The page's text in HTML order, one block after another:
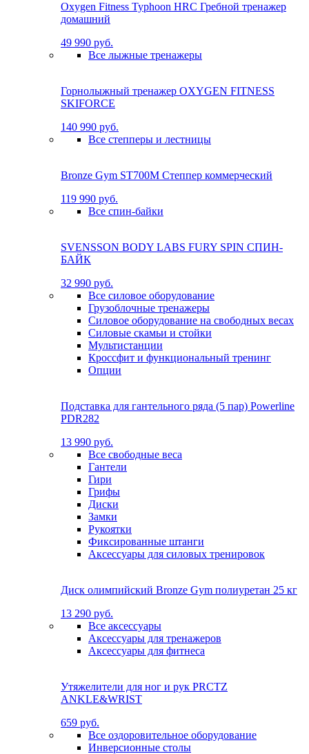
Oxygen Fitness Typhoon HRC Гребной тренажер
домашний
49 990 руб.
Все лыжные тренажеры
Горнолыжный тренажер OXYGEN FITNESS
SKIFORCE
140 990 руб.
Все степперы и лестницы
Bronze Gym ST700M Степпер коммерческий
119 990 руб.
Все спин-байки
SVENSSON BODY LABS FURY SPIN СПИН-
БАЙК
32 990 руб.
Все силовое оборудование
Грузоблочные тренажеры
Силовое оборудование на свободных весах
Силовые скамьи и стойки
Мультистанции
Кроссфит и функциональный тренинг
Опции
Подставка для гантельного ряда (5 пар) Powerline
PDR282
13 990 руб.
Все свободные веса
Гантели
Гири
Грифы
Диски
Замки
Рукоятки
Фиксированные штанги
Аксессуары для силовых тренировок
Диск олимпийский Bronze Gym полиуретан 25 кг
13 290 руб.
Все аксессуары
Аксессуары для тренажеров
Аксессуары для фитнеса
Утяжелители для ног и рук PRCTZ
ANKLE&WRIST
659 руб.
Все оздоровительное оборудование
Инверсионные столы